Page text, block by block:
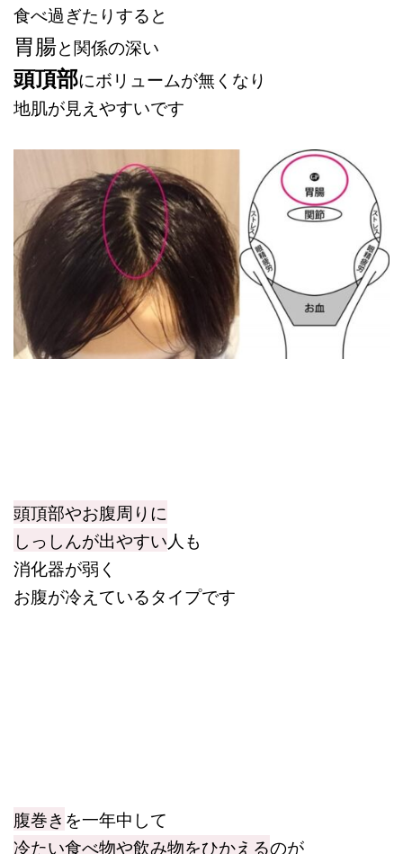
食べ過ぎたりすると
胃腸と関係の深い
頭頂部にボリュームが無くなり
地肌が見えやすいです
頭頂部やお腹周りに
しっしんが出やすい人も
消化器が弱く
お腹が冷えているタイプです
腹巻き を一年中して
冷たい食べ物や飲み物をひかえるのが